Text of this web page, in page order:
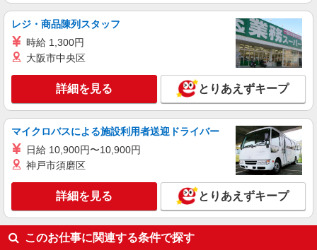
調剤薬局（栃木県宇都宮市）【アイデムエージェント薬剤師】
栃木県宇都宮市 【変更の範囲：会社の定める
場所】
キープ 詳細を見る
職業紹介
調剤薬局（栃木県宇都宮市）【アイデムエージェント薬剤師】
薬剤師（職業紹介）
※経験等考慮いたします。
栃木県宇都宮市 【変更の範囲：会社の定める
場所】
レジ・商品陳列スタッフ
時給 1,300円
大阪市中央区
詳細を見る とりあえずキープ
マイクロバスによる施設利用者送迎ドライバー
日給 10,900円〜10,900円
神戸市須磨区
詳細を見る とりあえずキープ
このお仕事に関連する条件で探す